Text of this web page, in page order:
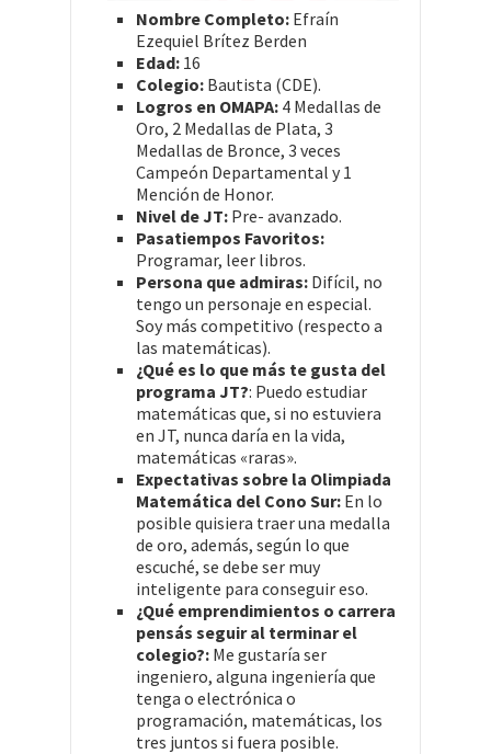
Nombre Completo: Efraín
Ezequiel Brítez Berden
Edad: 16
Colegio: Bautista (CDE).
Logros en OMAPA: 4 Medallas de
Oro, 2 Medallas de Plata, 3
Medallas de Bronce, 3 veces
Campeón Departamental y 1
Mención de Honor.
Nivel de JT: Pre- avanzado.
Pasatiempos Favoritos:
Programar, leer libros.
Persona que admiras: Difícil, no
tengo un personaje en especial.
Soy más competitivo (respecto a
las matemáticas).
¿Qué es lo que más te gusta del
programa JT?: Puedo estudiar
matemáticas que, si no estuviera
en JT, nunca daría en la vida,
matemáticas «raras».
Expectativas sobre la Olimpiada
Matemática del Cono Sur: En lo
posible quisiera traer una medalla
de oro, además, según lo que
escuché, se debe ser muy
inteligente para conseguir eso.
¿Qué emprendimientos o carrera
pensás seguir al terminar el
colegio?: Me gustaría ser
ingeniero, alguna ingeniería que
tenga o electrónica o
programación, matemáticas, los
tres juntos si fuera posible.